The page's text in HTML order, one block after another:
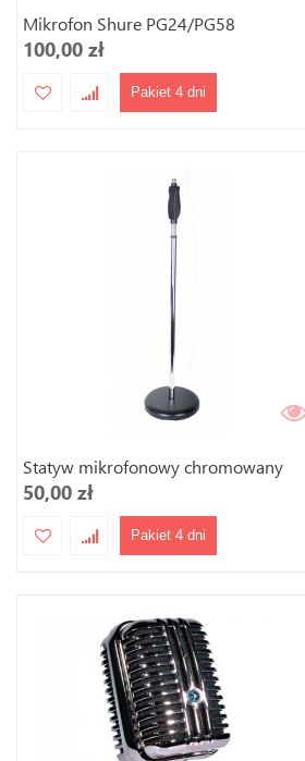
Mikrofon Shure PG24/PG58
100,00 zł
Pakiet 4 dni
Statyw mikrofonowy chromowany
50,00 zł
Pakiet 4 dni